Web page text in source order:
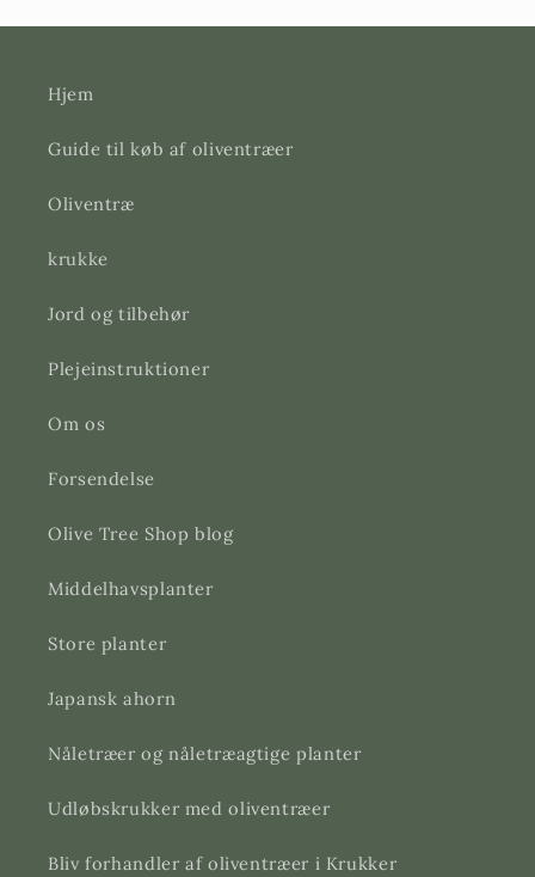
Hjem
Guide til køb af oliventræer
Oliventræ
krukke
Jord og tilbehør
Plejeinstruktioner
Om os
Forsendelse
Olive Tree Shop blog
Middelhavsplanter
Store planter
Japansk ahorn
Nåletræer og nåletræagtige planter
Udløbskrukker med oliventræer
Bliv forhandler af oliventræer i Krukker